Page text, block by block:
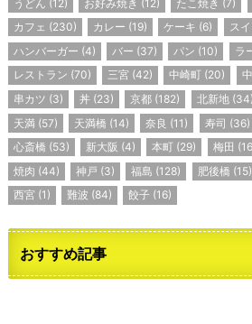
うどん (12) お好み焼き (12) たこ焼き (7)
カフェ (230) カレー (19) ケーキ (6) ス
ハンバーガー (4) バー (37) パン (10) ラ
レストラン (70) 三宮 (42) 中崎町 (20)
串カツ (3) 丼 (23) 京都 (182) 北新地(34)
天満 (57) 天満橋 (14) 奈良 (11) 寿司 (36)
心斎橋 (53) 新大阪 (4) 本町 (29) 梅田
焼肉 (44) 神戸 (3) 福島 (128) 肥後橋 (15)
西宮(1) 難波 (84) 餃子 (16)
おすすめ記事